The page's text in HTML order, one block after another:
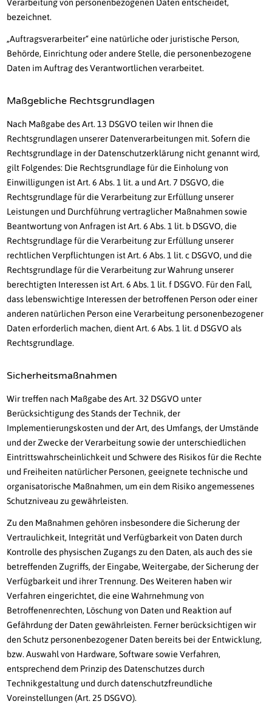
Verarbeitung von personenbezogenen Daten entscheidet,
bezeichnet.
„Auftragsverarbeiter“ eine natürliche oder juristische Person,
Behörde, Einrichtung oder andere Stelle, die personenbezogene
Daten im Auftrag des Verantwortlichen verarbeitet.
Maßgebliche Rechtsgrundlagen
Nach Maßgabe des Art. 13 DSGVO teilen wir Ihnen die
Rechtsgrundlagen unserer Datenverarbeitungen mit. Sofern die
Rechtsgrundlage in der Datenschutzerklärung nicht genannt wird,
gilt Folgendes: Die Rechtsgrundlage für die Einholung von
Einwilligungen ist Art. 6 Abs. 1 lit. a und Art. 7 DSGVO, die
Rechtsgrundlage für die Verarbeitung zur Erfüllung unserer
Leistungen und Durchführung vertraglicher Maßnahmen sowie
Beantwortung von Anfragen ist Art. 6 Abs. 1 lit. b DSGVO, die
Rechtsgrundlage für die Verarbeitung zur Erfüllung unserer
rechtlichen Verpflichtungen ist Art. 6 Abs. 1 lit. c DSGVO, und die
Rechtsgrundlage für die Verarbeitung zur Wahrung unserer
berechtigten Interessen ist Art. 6 Abs. 1 lit. f DSGVO. Für den Fall,
dass lebenswichtige Interessen der betroffenen Person oder einer
anderen natürlichen Person eine Verarbeitung personenbezogener
Daten erforderlich machen, dient Art. 6 Abs. 1 lit. d DSGVO als
Rechtsgrundlage.
Sicherheitsmaßnahmen
Wir treffen nach Maßgabe des Art. 32 DSGVO unter
Berücksichtigung des Stands der Technik, der
Implementierungskosten und der Art, des Umfangs, der Umstände
und der Zwecke der Verarbeitung sowie der unterschiedlichen
Eintrittswahrscheinlichkeit und Schwere des Risikos für die Rechte
und Freiheiten natürlicher Personen, geeignete technische und
organisatorische Maßnahmen, um ein dem Risiko angemessenes
Schutzniveau zu gewährleisten.
Zu den Maßnahmen gehören insbesondere die Sicherung der
Vertraulichkeit, Integrität und Verfügbarkeit von Daten durch
Kontrolle des physischen Zugangs zu den Daten, als auch des sie
betreffenden Zugriffs, der Eingabe, Weitergabe, der Sicherung der
Verfügbarkeit und ihrer Trennung. Des Weiteren haben wir
Verfahren eingerichtet, die eine Wahrnehmung von
Betroffenenrechten, Löschung von Daten und Reaktion auf
Gefährdung der Daten gewährleisten. Ferner berücksichtigen wir
den Schutz personenbezogener Daten bereits bei der Entwicklung,
bzw. Auswahl von Hardware, Software sowie Verfahren,
entsprechend dem Prinzip des Datenschutzes durch
Technikgestaltung und durch datenschutzfreundliche
Voreinstellungen (Art. 25 DSGVO).